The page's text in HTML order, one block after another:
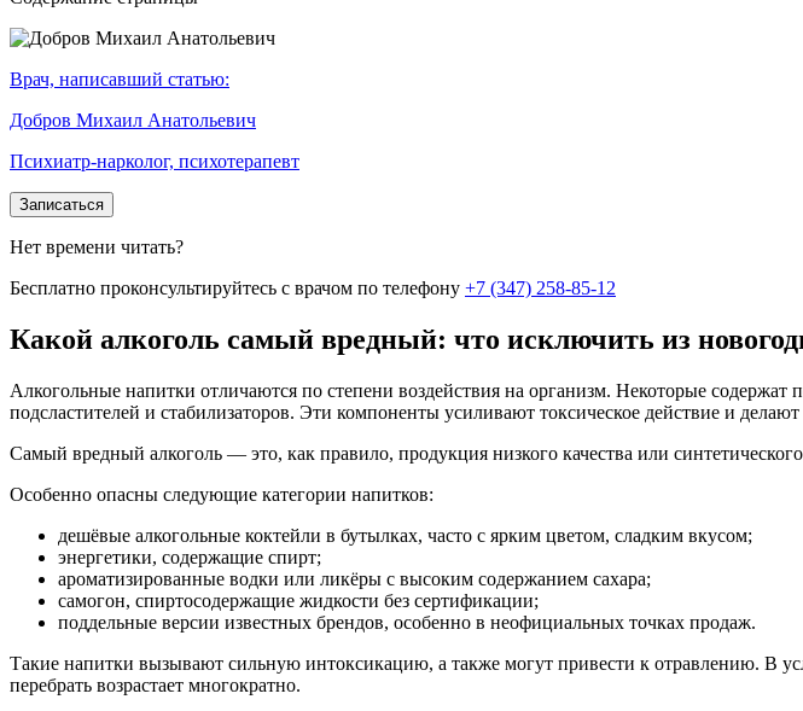
Врач, написавший статью:
Добров Михаил Анатольевич
Психиатр-нарколог, психотерапевт
Записаться
Нет времени читать?
Бесплатно проконсультируйтесь с врачом по телефону +7 (347) 258-85-12
Какой алкоголь самый вредный: что исключить из
Алкогольные напитки отличаются по степени воздействия на организм. Некоторые
подсластителей и стабилизаторов. Эти компоненты усиливают токсическое действие и
Самый вредный алкоголь — это, как правило, продукция низкого качества или
Особенно опасны следующие категории напитков:
дешёвые алкогольные коктейли в бутылках, часто с ярким цветом, сладким вкусом;
энергетики, содержащие спирт;
ароматизированные водки или ликёры с высоким содержанием сахара;
самогон, спиртосодержащие жидкости без сертификации;
поддельные версии известных брендов, особенно в неофициальных точках продаж.
Такие напитки вызывают сильную интоксикацию, а также могут привести к отравлению. В
перебрать возрастает многократно.